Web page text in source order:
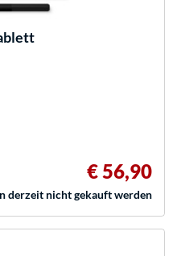
€ 56,90
derzeit nicht gekauft werden